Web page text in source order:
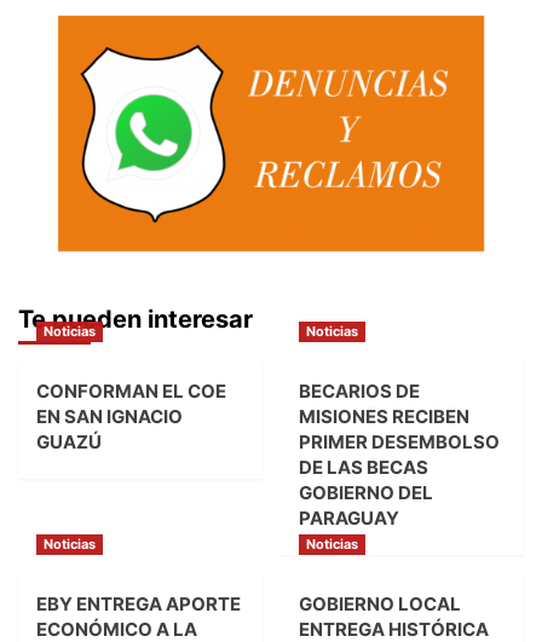
Te pueden interesar
Noticias
CONFORMAN EL COE
EN SAN IGNACIO
GUAZÚ
Noticias
BECARIOS DE
MISIONES RECIBEN
PRIMER DESEMBOLSO
DE LAS BECAS
GOBIERNO DEL
PARAGUAY
Noticias
EBY ENTREGA APORTE
ECONÓMICO A LA
Noticias
GOBIERNO LOCAL
ENTREGA HISTÓRICA